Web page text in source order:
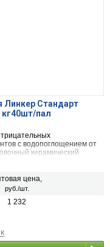
Линкер Стандарт
пал
с водопоглощением от
керамический
цена,
руб./шт.
1 232